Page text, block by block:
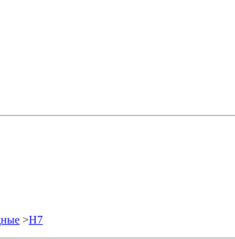
>H7